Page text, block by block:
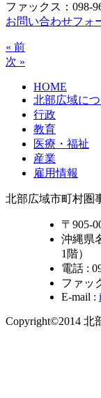
ファックス：098-
お問い合わせフォ
« 前
次 »
HOME
北部広域に
行政
教育
医療・福祉
産業
雇用情報
北部広域市町村圏
〒905-
沖縄県
1階）
電話 :
ファッ
E-mail :
Copyright©2014 北